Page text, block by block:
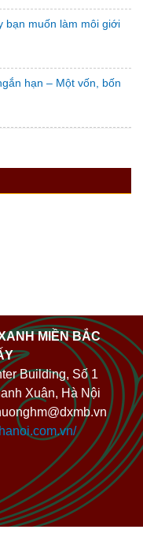
bạn muốn làm môi giới
hạn – Một vốn, bốn
MIỀN BẮC
Building, Số 1
Xuân, Hà Nội